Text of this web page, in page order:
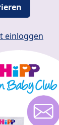
einloggen